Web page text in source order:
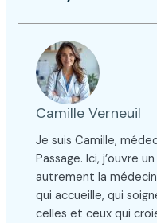
Camille Verneuil
Je suis Camille,
Passage. Ici, j’ouvre
autrement la
qui accueille, qui
celles et ceux qui